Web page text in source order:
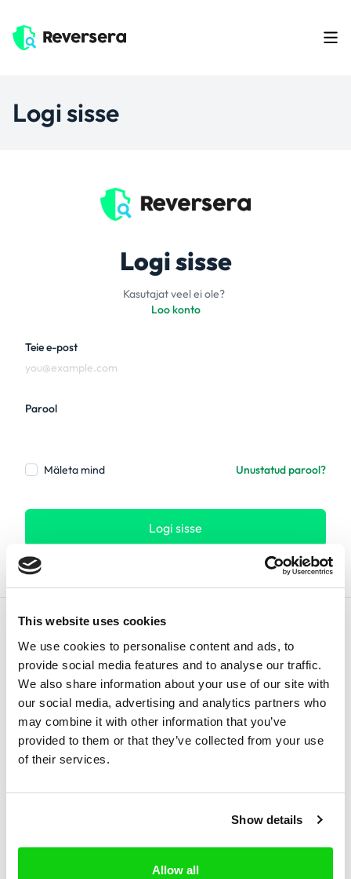
This website uses cookies
We use cookies to personalise content and ads, to
provide social media features and to analyse our traffic.
We also share information about your use of our site with
our social media, advertising and analytics partners who
may combine it with other information that you’ve
provided to them or that they’ve collected from your use
of their services.
Show details
Allow all
Logi sisse
Logi sisse
Kasutajat veel ei ole?
Loo konto
Teie e-post
Parool
Mäleta mind Unustatud parool?
Logi sisse
Eesti keel